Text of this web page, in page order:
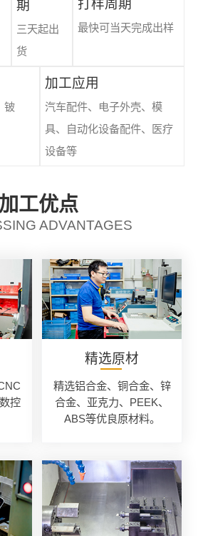
期
三天起出
货
打样周期
最快可当天完成出样
铍
加工应用
汽车配件、电子外壳、模
具、自动化设备配件、医疗
设备等
加工优点
ADVANTAGES
控
精选原材
精选铝合金、铜合金、锌
合金、亚克力、PEEK、
ABS等优良原材料。